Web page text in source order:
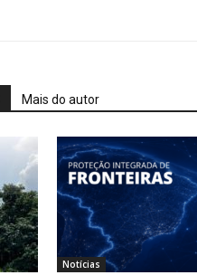
Mais do autor
Notícias